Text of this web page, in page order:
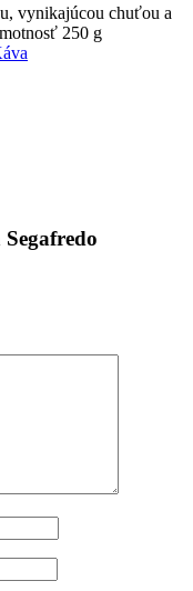
vynikajúcou chuťou a
250 g